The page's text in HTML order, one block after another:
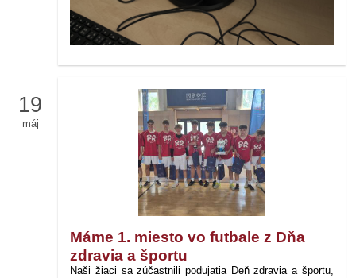
19
máj
Máme 1. miesto vo futbale z Dňa
zdravia a športu
Naši žiaci sa zúčastnili podujatia Deň zdravia a športu,